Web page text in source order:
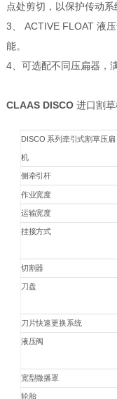
点处剪切，以保护传动系
3、 ACTIVE FLOAT 液
能。
4、可选配不同压扁器，
CLAAS DISCO 进口割
DISCO 系列牵引式割草压扁
机
侧牵引杆
作业宽度
运输宽度
挂接方式
切割器
刀盘
刀片快速更换系统
液压阀
宽型撒播罩
轮胎